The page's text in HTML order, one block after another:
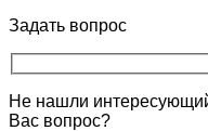
Задать вопрос
Не нашли
Вас вопрос?